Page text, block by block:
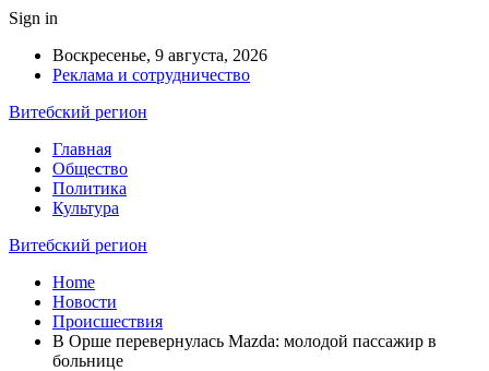
Sign in
Воскресенье, 9 августа, 2026
Реклама и сотрудничество
Витебский регион
Главная
Общество
Политика
Культура
Витебский регион
Home
Новости
Происшествия
В Орше перевернулась Mazda: молодой пассажир в
больнице